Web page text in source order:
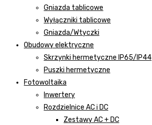
Gniazda tablicowe
Wyłączniki tablicowe
Gniazda/Wtyczki
Obudowy elektryczne
Skrzynki hermetyczne IP65/IP44
Puszki hermetyczne
Fotowoltaika
Inwertery
Rozdzielnice AC i DC
Zestawy AC + DC